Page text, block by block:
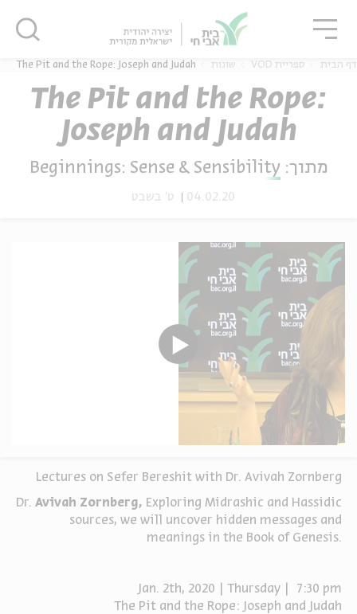
אנגלית
דף הבית ספריית VOD שונות The Pit and the Rope: Joseph and Judah
The Pit and the Rope:
Joseph and Judah
מתוך: Beginnings: Sense & Sensibility
04.02.20 ט' בשבט
Lectures on Sefer Bereshit with Dr. Avivah Zornberg
Dr. Avivah Zornberg, Exploring Midrashic and Hassidic
sources, we will uncover hidden messages and
meanings in the Book of Genesis.
Jan. 2th, 2020 | Thursday | 7:30 pm
The Pit and the Rope: Joseph and Judah
סגור